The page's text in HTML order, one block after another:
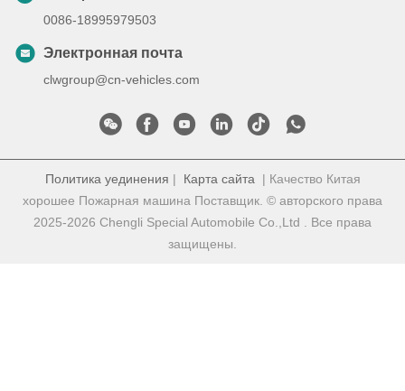
0086-18995979503
Электронная почта
clwgroup@cn-vehicles.com
Политика уединения | Карта сайта | Качество Китая
хорошее Пожарная машина Поставщик. © авторского права
2025-2026 Chengli Special Automobile Co.,Ltd . Все права
защищены.